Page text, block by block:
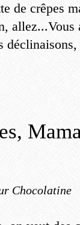
de crêpes
Chocolatine